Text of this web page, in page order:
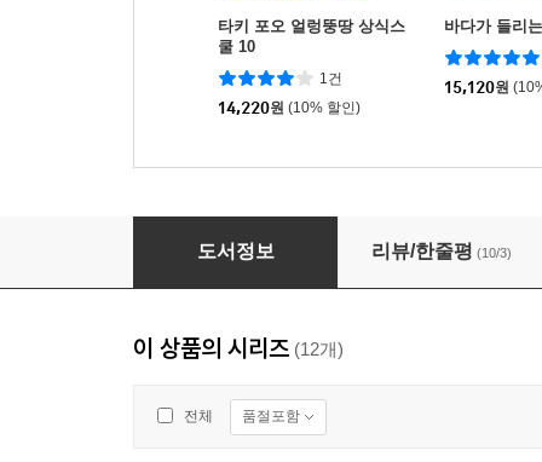
타키 포오 얼렁뚱땅 상식스
쿨 10
1건
14,220원 (10% 할인)
바다가 들리
15,120원
도그맨 4
도서정보 리뷰/한줄평 (10/3)
이 상품의 시리즈 (12개)
전체 품절포함